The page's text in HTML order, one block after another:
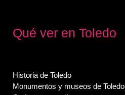
Qué ver en Toledo
Historia de Toledo
Monumentos y museos de Toledo